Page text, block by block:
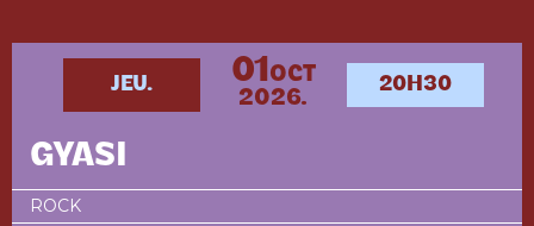
JEU. 01OCT
2026.
20H30
GYASI
ROCK